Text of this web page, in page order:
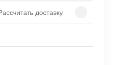
доставку